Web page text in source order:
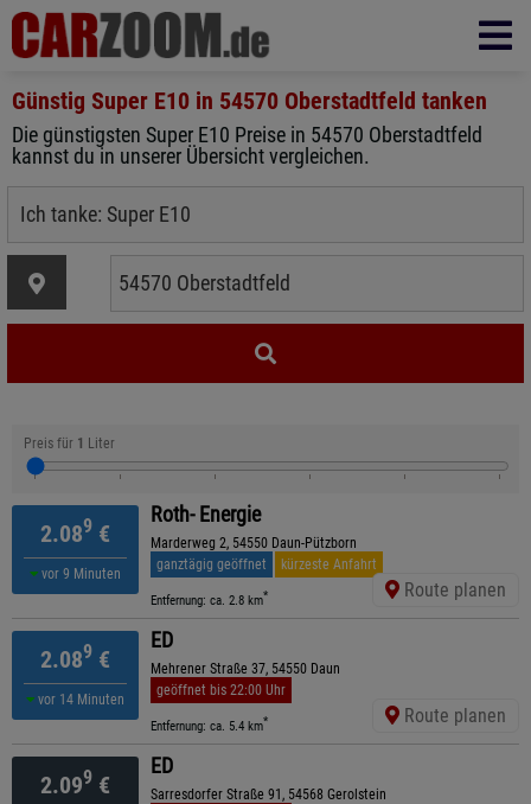
Günstig Super E10 in 54570 Oberstadtfeld tanken
Die günstigsten Super E10 Preise in 54570 Oberstadtfeld
kannst du in unserer Übersicht vergleichen.
Preis für 1 Liter
2.089 €
vor 9 Minuten
Roth- Energie
Marderweg 2, 54550 Daun-Pützborn
ganztägig geöffnet
kürzeste Anfahrt
Entfernung: ca. 2.8 km* Route planen
2.089 €
vor 14 Minuten
ED
Mehrener Straße 37, 54550 Daun
geöffnet bis 22:00 Uhr
Entfernung: ca. 5.4 km* Route planen
2.099 €
ED
Sarresdorfer Straße 91, 54568 Gerolstein